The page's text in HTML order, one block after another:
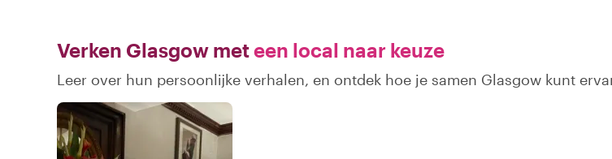
Verken Glasgow meteen local naar keuze
Leer over hun persoonlijke verhalen, en ontdek hoe je samen Glasgow kunt